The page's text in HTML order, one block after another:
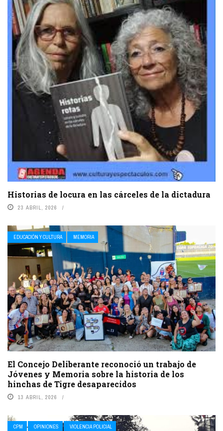
Historias de locura en las cárceles de la dictadura
23 ABRIL, 2026
EDUCACIÓN Y CULTURA MEMORIA
El Concejo Deliberante reconoció un trabajo de
Jóvenes y Memoria sobre la historia de los
hinchas de Tigre desaparecidos
13 ABRIL, 2026
CPM OPINIONES VIOLENCIA POLICIAL